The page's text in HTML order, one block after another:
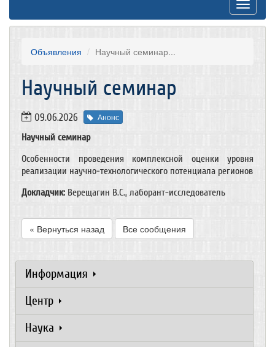
Toggle
Объявления ​Научный семинар...
​Научный семинар
09.06.2026 Анонс
Научный семинар
Особенности проведения комплексной оценки уровня
реализации научно-технологического потенциала регионов
Докладчик: Верещагин В.С., лаборант-исследователь
« Вернуться назад Все сообщения
Информация
Центр
Наука